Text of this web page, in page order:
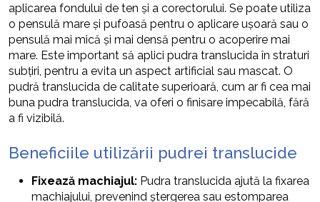
aplicarea fondului de ten și a corectorului. Se poate utiliza
o pensulă mare și pufoasă pentru o aplicare ușoară sau o
pensulă mai mică și mai densă pentru o acoperire mai
mare. Este important să aplici pudra translucida în straturi
subțiri, pentru a evita un aspect artificial sau mascat. O
pudră translucida de calitate superioară, cum ar fi cea mai
buna pudra translucida, va oferi o finisare impecabilă, fără
a fi vizibilă.
Beneficiile utilizării pudrei translucide
Fixează machiajul: Pudra translucida ajută la fixarea
machiajului, prevenind ștergerea sau estomparea